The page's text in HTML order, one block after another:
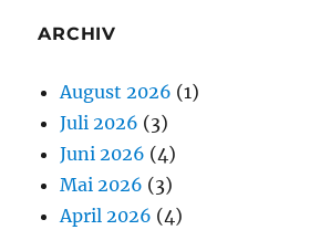
ARCHIV
August 2026 (1)
Juli 2026 (3)
Juni 2026 (4)
Mai 2026 (3)
April 2026 (4)